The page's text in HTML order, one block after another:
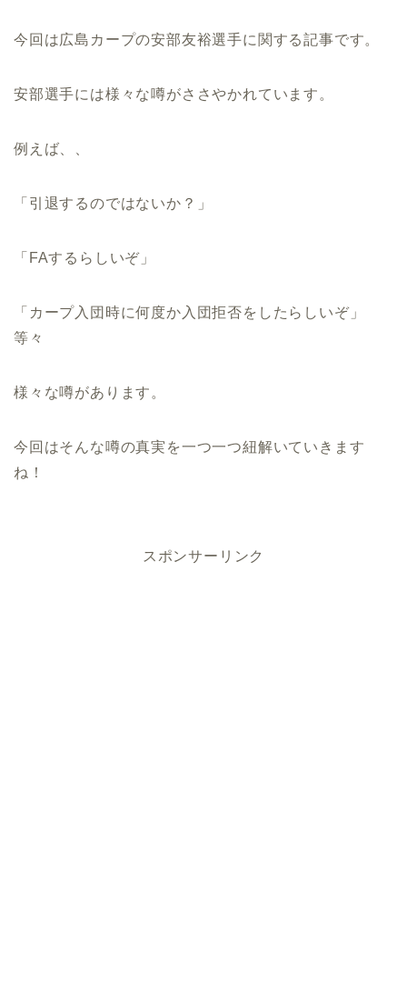
今回は広島カープの安部友裕選手に関する記事です。
安部選手には様々な噂がささやかれています。
例えば、、
「引退するのではないか？」
「FAするらしいぞ」
「カープ入団時に何度か入団拒否をしたらしいぞ」
等々
様々な噂があります。
今回はそんな噂の真実を一つ一つ紐解いていきます
ね！
スポンサーリンク